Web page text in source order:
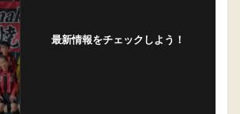
最新情報をチェックしよう！